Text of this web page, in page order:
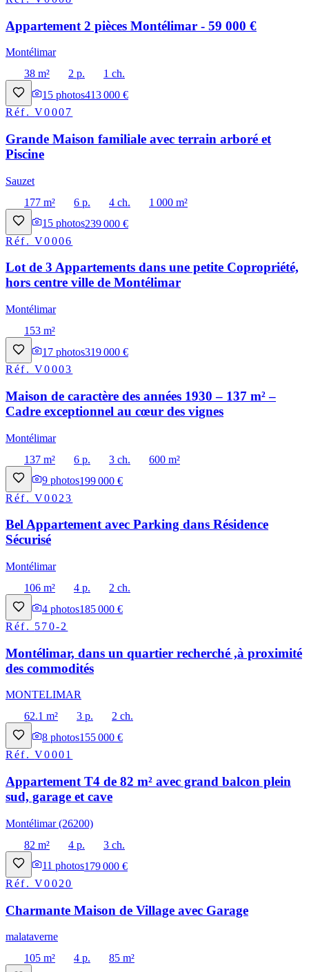
Appartement 2 pièces Montélimar - 59 000 €
Montélimar
38 m²
2 p.
1 ch.
15 photos413 000 €
Réf.V0007
Grande Maison familiale avec terrain arboré et
Piscine
Sauzet
177 m²
6 p. 4 ch.
1 000 m²
15 photos239 000 €
Réf.V0006
Lot de 3 Appartements dans une petite Copropriété,
hors centre ville de Montélimar
Montélimar
153 m²
17 photos319 000 €
Réf.V0003
Maison de caractère des années 1930 – 137 m² –
Cadre exceptionnel au cœur des vignes
Montélimar
137 m²
6 p. 3 ch.
600 m²
9 photos199 000 €
Réf.V0023
Bel Appartement avec Parking dans Résidence
Sécurisé
Montélimar
106 m²
4 p.
2 ch.
4 photos185 000 €
Réf. 570-2
Montélimar, dans un quartier recherché ,à proximité
des commodités
MONTELIMAR
62.1 m²
3 p.
2 ch.
8 photos155 000 €
Réf.V0001
Appartement T4 de 82 m² avec grand balcon plein
sud, garage et cave
Montélimar (26200)
82 m²
4 p.
3 ch.
11 photos179 000 €
Réf.V0020
Charmante Maison de Village avec Garage
malataverne
105 m²
4 p.
85 m²